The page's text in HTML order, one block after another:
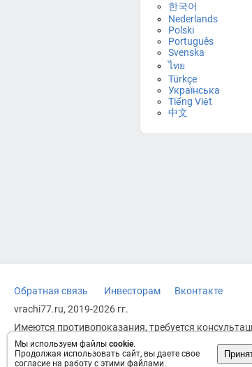
Мы используем файлы cookie.
Продолжая использовать сайт, вы даете свое
согласие на работу с этими файлами.
한국어
Nederlands
Polski
Português
Svenska
ไทย
Türkçe
Українська
Tiếng Việt
中文
Обратная связь Инвесторам
Вконтакте
vrachi77.ru, 2019-2026 гг.
Имеются противопоказания, требуется
заменяет прием врача.
Возрастное ограничение: 18+